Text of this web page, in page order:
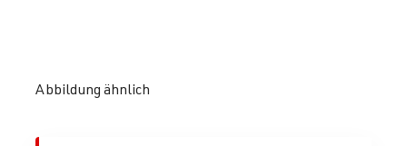
Abbildung ähnlich